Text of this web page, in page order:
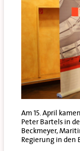
Am 15. April
Peter Bartels in
Beckmeyer,
Regierung in den